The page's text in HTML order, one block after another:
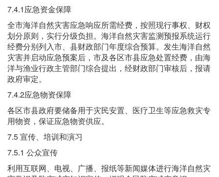
7.4.1应急资金保障
全市海洋自然灾害应急响应所需经费，按照现行事权、财权
划分原则，实行分级负担。海洋自然灾害监测预报系统运行
经费分别列入市、县财政部门年度综合预算。发生海洋自然
灾害并启动应急预案后，市及各区市县应急处置经费，由海
洋与渔业行政主管部门综合提出，经财政部门审核后，报请
政府审定。
7.4.2应急物资保障
各区市县政府要储备用于灾民安置、医疗卫生等应急救灾专
用物资，保证应急物资供应。
7.5 宣传、培训和演习
7.5.1 公众宣传
利用互联网、电视、广播、报纸等新闻媒体进行海洋自然灾